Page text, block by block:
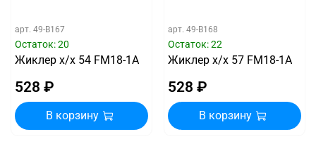
арт. 49-B167
Остаток: 20
Жиклер х/х 54 FM18-1A
528 ₽
В корзину
арт. 49-B168
Остаток: 22
Жиклер х/х 57 FM18-1A
528 ₽
В корзину